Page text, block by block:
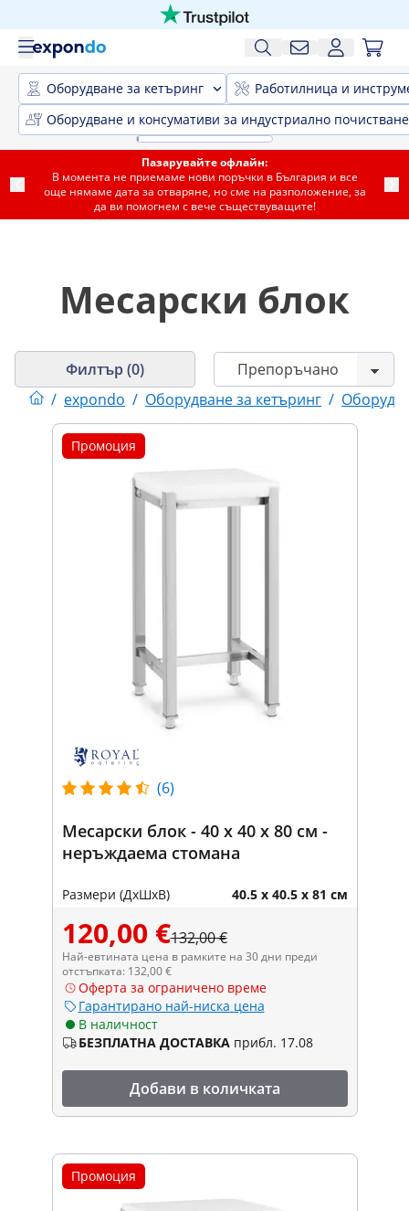
Оборудване за кетъринг
Работилница и
Оборудване и консумативи за индустриално почистване
Пазарувайте офлайн:
В момента не приемаме нови поръчки в България и все
още нямаме дата за отваряне, но сме на разположение, за
да ви помогнем с вече съществуващите!
Месарски блок
/ expondo / Оборудване за кетъринг /
Филтър (0)
Промоция
(6)
Месарски блок - 40 x 40 x 80 см -
неръждаема стомана
Размери (ДxШxВ) 40.5 x 40.5 x 81 см
120,00 €132,00 €
Най-евтината цена в рамките на 30 дни преди
отстъпката: 132,00 €
Оферта за ограничено време
Гарантирано най-ниска цена
В наличност
БЕЗПЛАТНА ДОСТАВКА прибл. 17.08
Добави в количката
Промоция